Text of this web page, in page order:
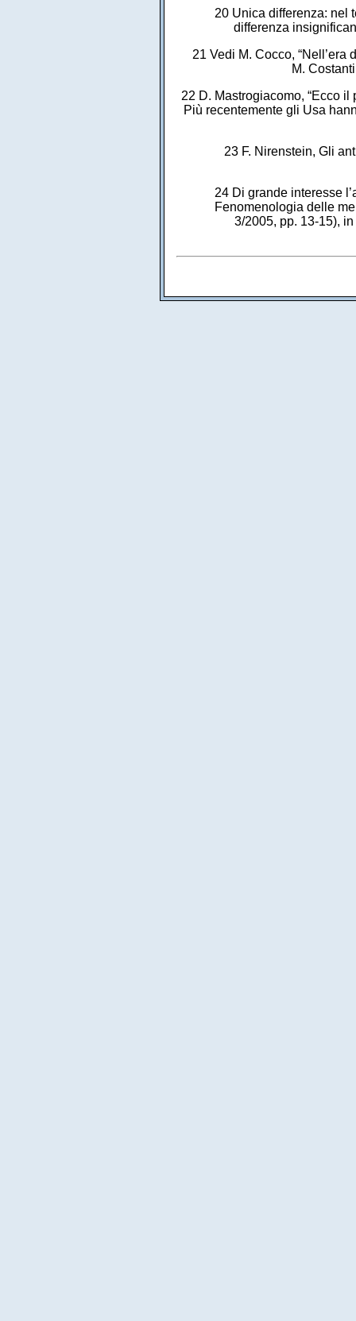
20 Unica differenza: nel
differenza
21 Vedi M. Cocco,
M.
22 D. Mastrogiacomo, “Ecco
Più recentemente gli Usa
23 F. Nirenstein, Gli
24 Di grande interesse
Fenomenologia delle
3/2005, pp. 13-15),